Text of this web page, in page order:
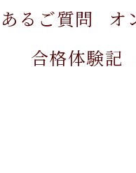
るご質問
オ
合格体験記